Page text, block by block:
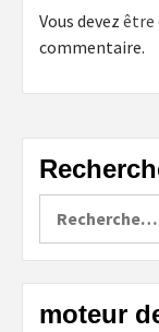
Vous devez être
commentaire.
moteur